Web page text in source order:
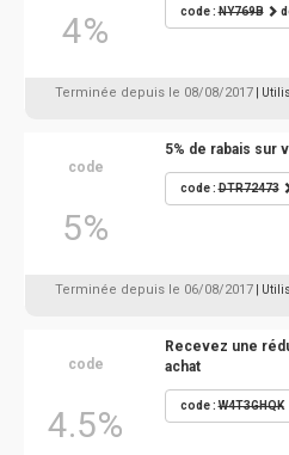
4% code :NY769B
Terminée depuis le 08/08/2017 |
code
5%
5% de rabais sur
code :DTR72473
Terminée depuis le 06/08/2017 |
code
4.5%
Recevez une
achat
code :W4T3GHQK